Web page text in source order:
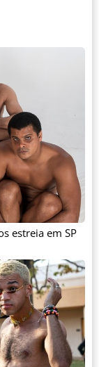
estreia em SP